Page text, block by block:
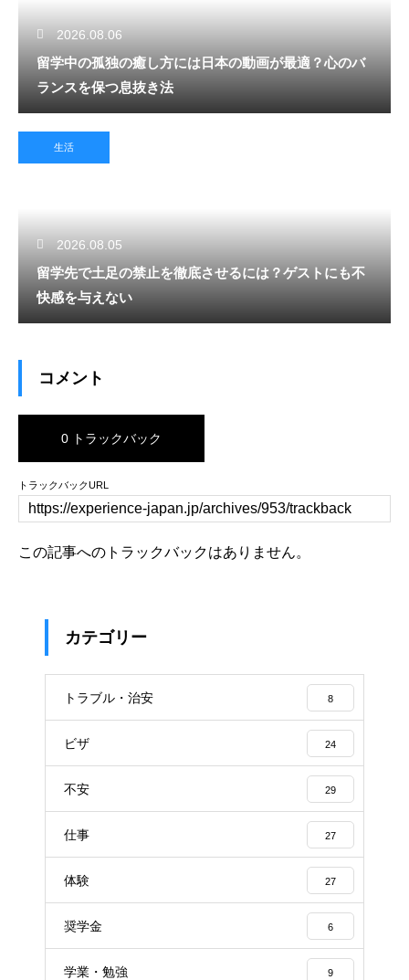
2026.08.06
留学中の孤独の癒し方には日本の動画が最適？心のバ
ランスを保つ息抜き法
生活
2026.08.05
留学先で土足の禁止を徹底させるには？ゲストにも不
快感を与えない
コメント
0 トラックバック
トラックバックURL
この記事へのトラックバックはありません。
カテゴリー
トラブル・治安 8
ビザ 24
不安 29
仕事 27
体験 27
奨学金 6
学業・勉強 9